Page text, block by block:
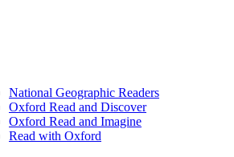
National Geographic Readers
Oxford Read and Discover
Oxford Read and Imagine
Read with Oxford